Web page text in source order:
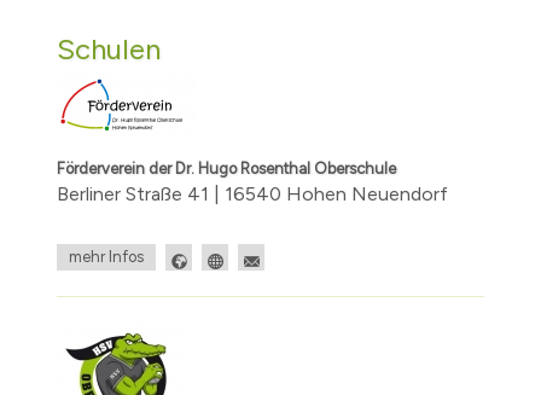
Schulen
Förderverein der Dr. Hugo Rosenthal Oberschule
Berliner Straße 41 | 16540 Hohen Neuendorf
mehr Infos